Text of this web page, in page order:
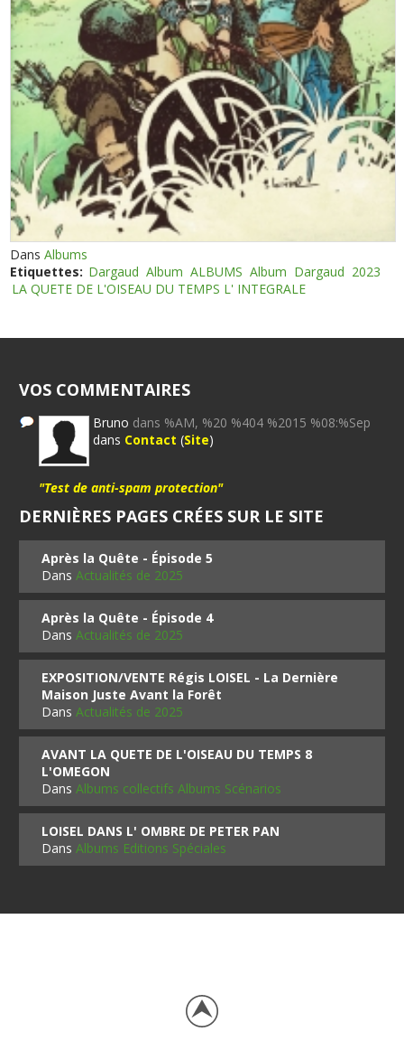
DansAlbums
Etiquettes: Dargaud Album ALBUMS Album Dargaud 2023
LA QUETE DE L'OISEAU DU TEMPS L' INTEGRALE
VOS COMMENTAIRES
Bruno dans %AM, %20 %404 %2015 %08:%Sep
dans Contact (Site)
"Test de anti-spam protection"
DERNIÈRES PAGES CRÉES SUR LE SITE
Après la Quête - Épisode 5
DansActualités de 2025
Après la Quête - Épisode 4
DansActualités de 2025
EXPOSITION/VENTE Régis LOISEL - La Dernière
Maison Juste Avant la Forêt
DansActualités de 2025
AVANT LA QUETE DE L'OISEAU DU TEMPS 8
L'OMEGON
DansAlbums collectifs Albums Scénarios
LOISEL DANS L' OMBRE DE PETER PAN
DansAlbums Editions Spéciales